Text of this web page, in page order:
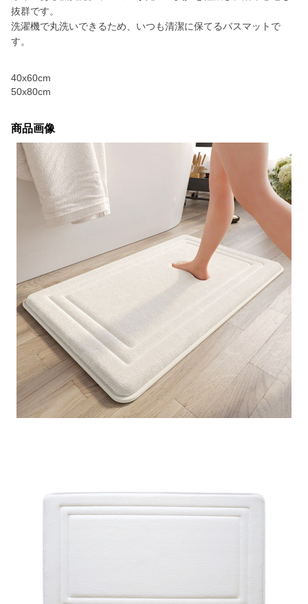
抜群です。
洗濯機で丸洗いできるため、いつも清潔に保てるバスマットで
す。
40x60cm
50x80cm
商品画像